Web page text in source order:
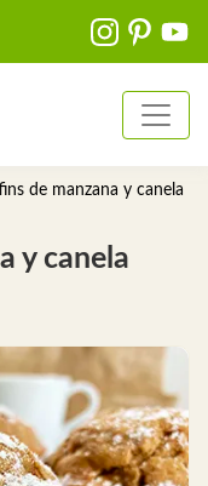
de manzana y canela
y canela